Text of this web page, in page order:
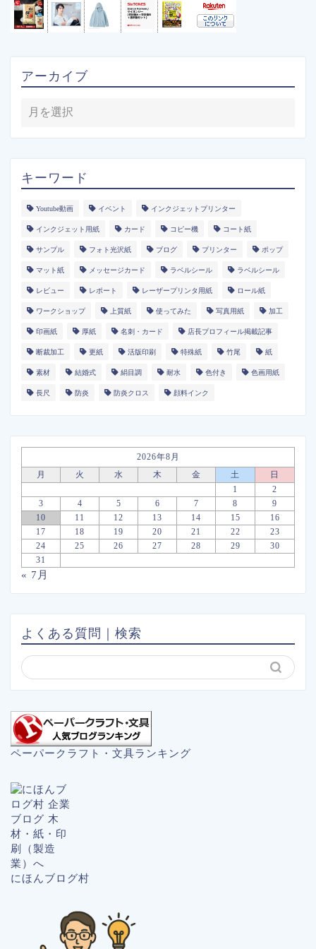
アーカイブ
キーワード
Youtube動画 イベント インクジェットプリンター
インクジェット用紙 カード コピー機 コート紙
サンプル フォト光沢紙 ブログ プリンター ポップ
マット紙 メッセージカード ラベルシール ラベルシール
レビュー レポート レーザープリンタ用紙 ロール紙
ワークショップ 上質紙 使ってみた 写真用紙 加工
印画紙 厚紙 名刺・カード 店長プロフィール掲載記事
断裁加工 更紙 活版印刷 特殊紙 竹尾 紙
素材 結婚式 絹目調 耐水 色付き 色画用紙
長尺 防炎 防炎クロス 顔料インク
2026年8月
月
火 水 木 金 土
日
1
2
3
4 5 6 7 8
9
10
11 12 13 14 15
16
17
18 19 20 21 22
23
24
25 26 27 28 29
30
31
« 7月
よくある質問｜検索
ペーパークラフト・文具ランキング
にほんブログ村